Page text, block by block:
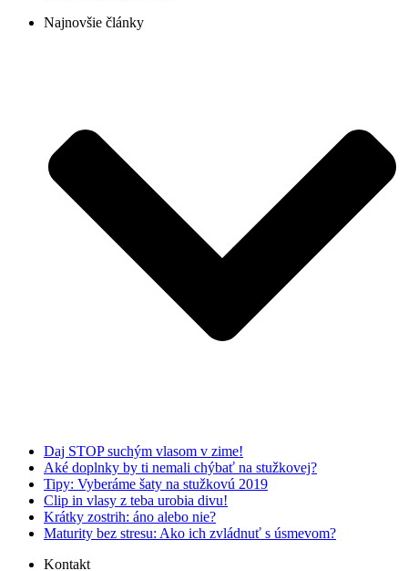
Najnovšie články
Daj STOP suchým vlasom v zime!
Aké doplnky by ti nemali chýbať na stužkovej?
Tipy: Vyberáme šaty na stužkovú 2019
Clip in vlasy z teba urobia divu!
Krátky zostrih: áno alebo nie?
Maturity bez stresu: Ako ich zvládnuť s úsmevom?
Kontakt